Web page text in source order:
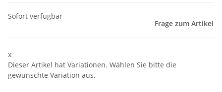
Sofort verfügbar
Frage zum Artikel
x
Dieser Artikel hat Variationen. Wählen Sie bitte die
gewünschte Variation aus.